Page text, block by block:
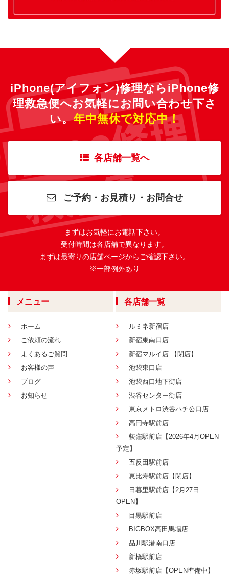
iPhone(アイフォン)修理ならiPhone修
理救急便へお気軽にお問い合わせ下さ
い。年中無休で対応中！
各店舗一覧へ
ご予約・お見積り・お問合せ
まずはお気軽にお電話下さい。
受付時間は各店舗で異なります。
まずは最寄りの店舗ページからご確認下さい。
※一部例外あり
メニュー
ホーム
ご依頼の流れ
よくあるご質問
お客様の声
ブログ
お知らせ
各店舗一覧
ルミネ新宿店
新宿東南口店
新宿マルイ店 【閉店】
池袋東口店
池袋西口地下街店
渋谷センター街店
東京メトロ渋谷ハチ公口店
高円寺駅前店
荻窪駅前店【2026年4月OPEN
予定】
五反田駅前店
恵比寿駅前店【閉店】
日暮里駅前店【2月27日
OPEN】
目黒駅前店
BIGBOX高田馬場店
品川駅港南口店
新橋駅前店
赤坂駅前店【OPEN準備中】